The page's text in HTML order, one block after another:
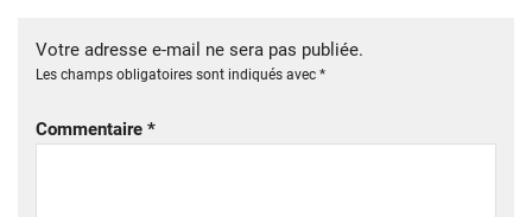
Votre adresse e-mail ne sera pas publiée.
Les champs obligatoires sont indiqués avec *
Commentaire *